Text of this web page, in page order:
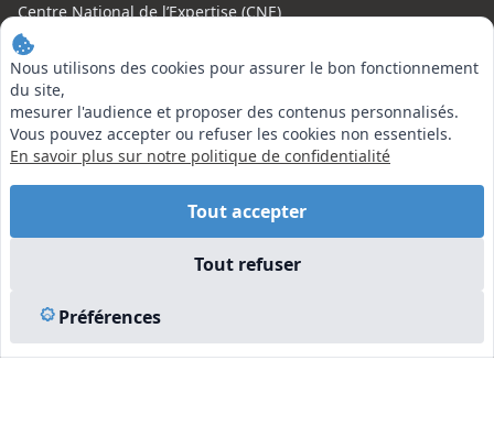
Nous utilisons des cookies pour assurer le bon fonctionnement
du site,
mesurer l'audience et proposer des contenus personnalisés.
Vous pouvez accepter ou refuser les cookies non essentiels.
En savoir plus sur notre politique de confidentialité
Tout accepter
Tout refuser
Préférences
Centre National de l’Expertise (CNE)
20 rue Henri Regnault, 75008 Paris
N°VERT : 0800 00 80 89
EN SAVOIR PLUS
Liens utiles
Mentions légales